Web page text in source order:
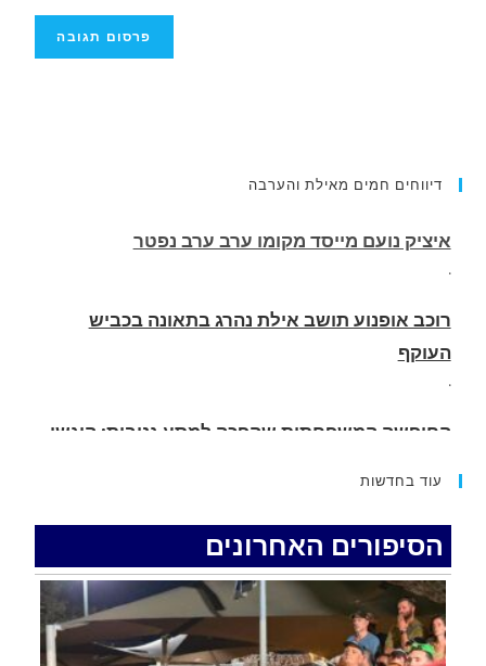
דיווחים חמים מאילת והערבה
רוכב אופנוע תושב אילת נהרג בתאונה בכביש
העוקף
החופשה המשפחתית שהפכה למסע גניבות: הוגשו
.
רכב התנגש במעקה בטיחות בכביש 90 בסמוך לעין
חצבה. פצועים
עוד בחדשות
הסיפורים האחרונים